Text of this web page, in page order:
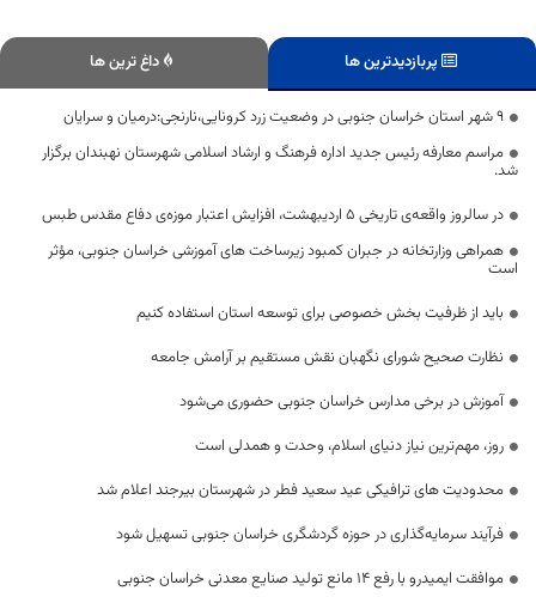
پربازدیدترین ها داغ ترین ها
۹ شهر استان خراسان جنوبی در وضعیت زرد کرونایی،نارنجی:درمیان و سرایان
مراسم معارفه رئیس جدید اداره فرهنگ و ارشاد اسلامی شهرستان نهبندان برگزار
شد.
در سالروز واقعه‌ی تاریخی ۵ اردیبهشت، افزایش اعتبار موزه‌ی دفاع مقدس طبس
همراهی وزارتخانه در جبران کمبود زیرساخت های آموزشی خراسان جنوبی، مؤثر
است
باید از ظرفیت بخش خصوصی برای توسعه استان استفاده کنیم
نظارت صحیح شورای نگهبان نقش مستقیم بر آرامش جامعه
آموزش در برخی مدارس خراسان جنوبی حضوری می‌شود
روز، مهم‌ترین نیاز دنیای اسلام، وحدت و همدلی است
محدودیت های ترافیکی عید سعید فطر در شهرستان بیرجند اعلام شد
فرآیند سرمایه‌گذاری در حوزه گردشگری خراسان جنوبی تسهیل شود
موافقت ایمیدرو با رفع ۱۴ مانع تولید صنایع معدنی خراسان جنوبی